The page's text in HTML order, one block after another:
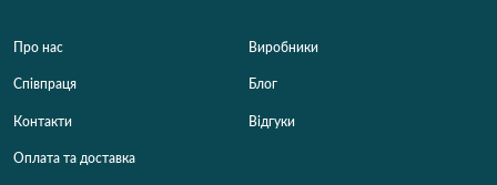
Про нас
Співпраця
Контакти
Оплата та доставка
Виробники
Блог
Відгуки